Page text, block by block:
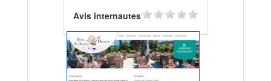
Avis internautes